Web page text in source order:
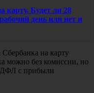
карту. Будет ли 28
день или нет и
Сбербанка на карту
можно без комиссии, но
с прибыли